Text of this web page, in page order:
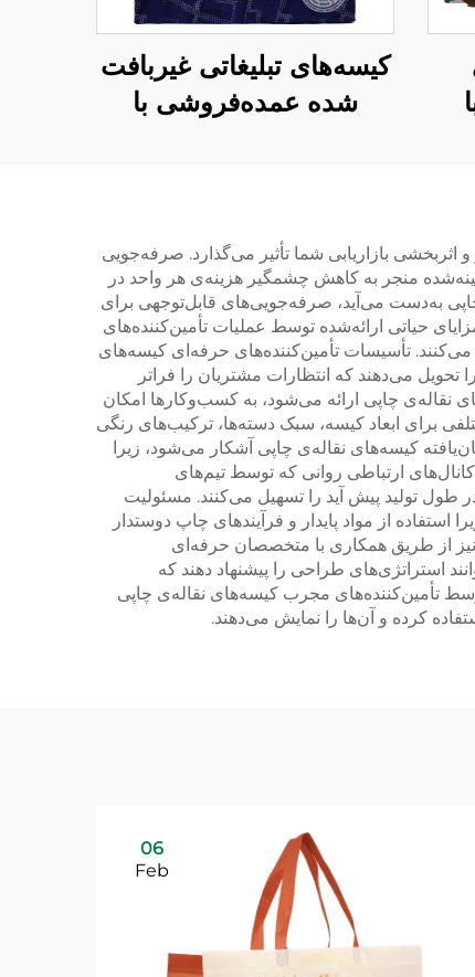
کیسه‌های تبلیغاتی غیربافت
شده عمده‌فروشی با
بازاریابی شما تأثیر می‌گذارد. صرفه‌جویی
منجر به کاهش چشمگیر هزینه‌ی هر واحد در
به‌دست می‌آید، صرفه‌جویی‌های قابل‌توجهی برای
حیاتی ارائه‌شده توسط عملیات تأمین‌کننده‌های
تأسیسات تأمین‌کننده‌های حرفه‌ای کیسه‌های
می‌دهند که انتظارات مشتریان را فراتر
نقاله‌ی چاپی ارائه می‌شود، به کسب‌وکارها امکان
برای ابعاد کیسه، سبک دسته‌ها، ترکیب‌های رنگی
کیسه‌های نقاله‌ی چاپی آشکار می‌شود، زیرا
ارتباطی روانی که توسط تیم‌های
تولید پیش آید را تسهیل می‌کنند. مسئولیت
از مواد پایدار و فرآیندهای چاپ دوستدار
از طریق همکاری با متخصصان حرفه‌ای
استراتژی‌های طراحی را پیشنهاد دهند که
تأمین‌کننده‌های مجرب کیسه‌های نقاله‌ی چاپی
کرده و آن‌ها را نمایش می‌دهند.
06
Feb